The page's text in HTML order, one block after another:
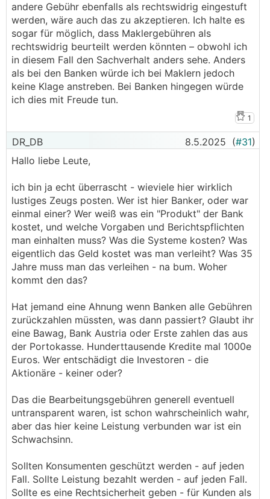
andere Gebühr ebenfalls als rechtswidrig eingestuft
werden, wäre auch das zu akzeptieren. Ich halte es
sogar für möglich, dass Maklergebühren als
rechtswidrig beurteilt werden könnten – obwohl ich
in diesem Fall den Sachverhalt anders sehe. Anders
als bei den Banken würde ich bei Maklern jedoch
keine Klage anstreben. Bei Banken hingegen würde
ich dies mit Freude tun.
1
DR_DB 8.5.2025 (#31)
Hallo liebe Leute,
ich bin ja echt überrascht - wieviele hier wirklich
lustiges Zeugs posten. Wer ist hier Banker, oder war
einmal einer? Wer weiß was ein "Produkt" der Bank
kostet, und welche Vorgaben und Berichtspflichten
man einhalten muss? Was die Systeme kosten? Was
eigentlich das Geld kostet was man verleiht? Was 35
Jahre muss man das verleihen - na bum. Woher
kommt den das?
Hat jemand eine Ahnung wenn Banken alle Gebühren
zurückzahlen müssten, was dann passiert? Glaubt ihr
eine Bawag, Bank Austria oder Erste zahlen das aus
der Portokasse. Hunderttausende Kredite mal 1000e
Euros. Wer entschädigt die Investoren - die
Aktionäre - keiner oder?
Das die Bearbeitungsgebühren generell eventuell
untransparent waren, ist schon wahrscheinlich wahr,
aber das hier keine Leistung verbunden war ist ein
Schwachsinn.
Sollten Konsumenten geschützt werden - auf jeden
Fall. Sollte Leistung bezahlt werden - auf jeden Fall.
Sollte es eine Rechtsicherheit geben - für Kunden als